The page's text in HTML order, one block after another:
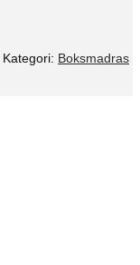
Kategori: Boksmadras